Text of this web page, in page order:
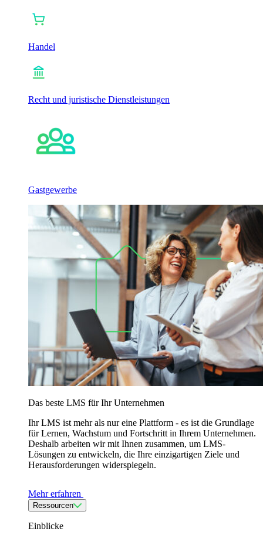
Handel
Recht und juristische Dienstleistungen
Gastgewerbe
Das beste LMS für Ihr Unternehmen
Ihr LMS ist mehr als nur eine Plattform - es ist die Grundlage
für Lernen, Wachstum und Fortschritt in Ihrem Unternehmen.
Deshalb arbeiten wir mit Ihnen zusammen, um LMS-
Lösungen zu entwickeln, die Ihre einzigartigen Ziele und
Herausforderungen widerspiegeln.
Mehr erfahren
Ressourcen
Einblicke